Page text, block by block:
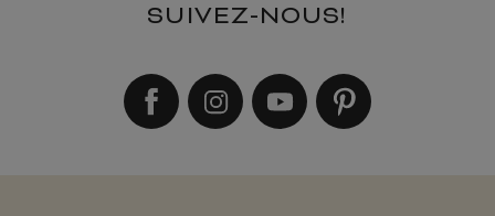
SUIVEZ-NOUS!